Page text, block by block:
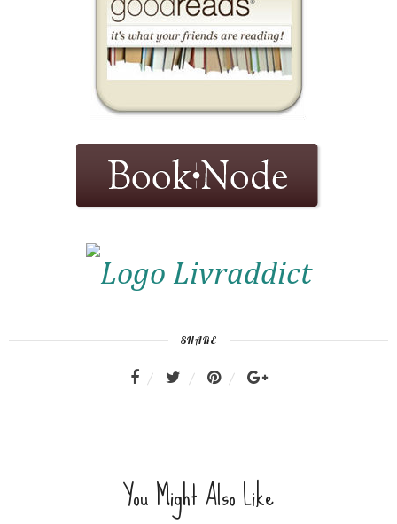
SHARE
You Might Also Like